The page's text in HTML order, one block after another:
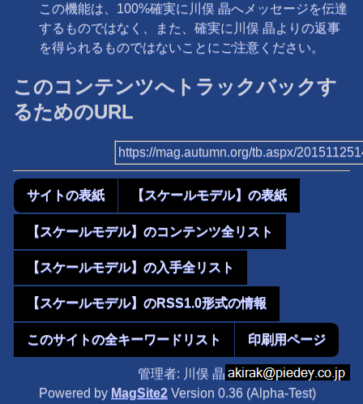
この機能は、100%確実に川俣 晶へメッセージを伝達
するものではなく、また、確実に川俣 晶よりの返事
を得られるものではないことにご注意ください。
このコンテンツへトラックバックす
るためのURL
https://mag.autumn.org/tb.aspx/
サイトの表紙 【スケールモデル】の表紙
【スケールモデル】のコンテンツ全リスト
【スケールモデル】の入手全リスト
【スケールモデル】のRSS1.0形式の情報
このサイトの全キーワードリスト 印刷用ページ
管理者: 川俣 晶
Powered by MagSite2 Version 0.36 (Alpha-Test)